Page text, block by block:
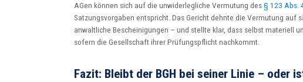
AGen können sich auf die unwiderlegliche Vermutung des§ 123 Abs.
Satzungsvorgaben entspricht. Das Gericht dehnte die Vermutung auf
anwaltliche Bescheinigungen – und stellte klar, dass selbst materiell
sofern die Gesellschaft ihrer Prüfungspflicht nachkommt.
Fazit: Bleibt der BGH bei seiner Linie – oder